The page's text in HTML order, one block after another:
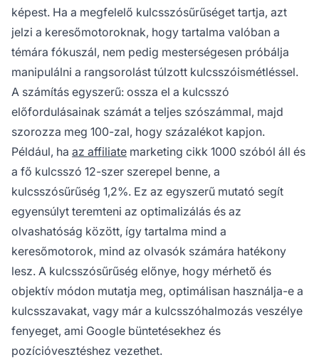
képest. Ha a megfelelő kulcsszósűrűséget tartja, azt
jelzi a keresőmotoroknak, hogy tartalma valóban a
témára fókuszál, nem pedig mesterségesen próbálja
manipulálni a rangsorolást túlzott kulcsszóismétléssel.
A számítás egyszerű: ossza el a kulcsszó
előfordulásainak számát a teljes szószámmal, majd
szorozza meg 100-zal, hogy százalékot kapjon.
Például, ha az affiliate marketing cikk 1000 szóból áll és
a fő kulcsszó 12-szer szerepel benne, a
kulcsszósűrűség 1,2%. Ez az egyszerű mutató segít
egyensúlyt teremteni az optimalizálás és az
olvashatóság között, így tartalma mind a
keresőmotorok, mind az olvasók számára hatékony
lesz. A kulcsszósűrűség előnye, hogy mérhető és
objektív módon mutatja meg, optimálisan használja-e a
kulcsszavakat, vagy már a kulcsszóhalmozás veszélye
fenyeget, ami Google büntetésekhez és
pozícióvesztéshez vezethet.